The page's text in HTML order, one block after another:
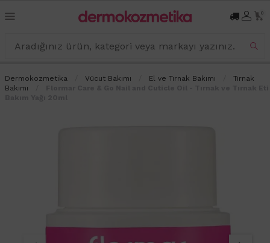
0
Dermokozmetika Vücut Bakımı El ve Tırnak Bakımı
Tırnak
Bakımı